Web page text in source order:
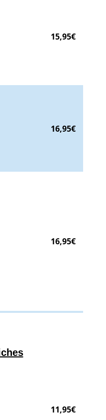
15,95€
vaca rubia gallega con 40
16,95€
Dry aged de "La Finca"
16,95€
con Pulled Pork, crema de
11,95€